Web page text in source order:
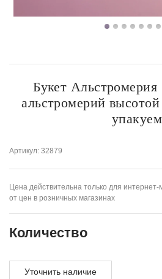
Букет
альстромерий
упакуем
Артикул: 32879
Цена действительна только для
от цен в розничных магазинах
Количество
Уточнить наличие